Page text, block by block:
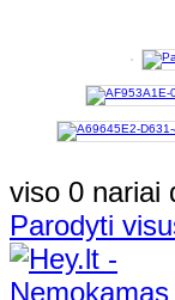
viso 0 nariai
Parodyti